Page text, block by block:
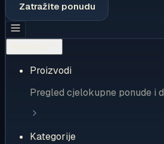
Zatražite ponudu
Proizvodi
Pregled cjelokupne ponude i
Kategorije